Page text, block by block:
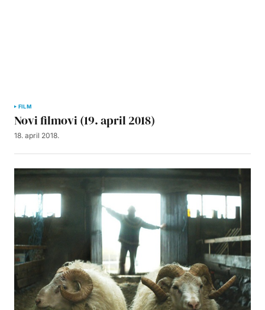
FILM
Novi filmovi (19. april 2018)
18. april 2018.